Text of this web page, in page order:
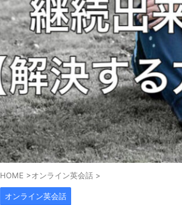
HOME >オンライン英会話 >
オンライン英会話